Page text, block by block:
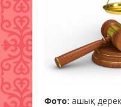
Фото: ашық